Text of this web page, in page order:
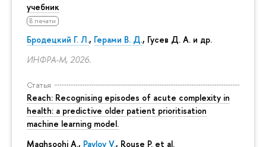
учебник
В печати
Бродецкий Г. Л., Герами В. Д., Гусев Д. А. и др.
ИНФРА-М, 2026.
Статья
Reach: Recognising episodes of acute complexity in
health: a predictive older patient prioritisation
machine learning model.
Maghsoohi A., Pavlov V., Rouse P. et al.